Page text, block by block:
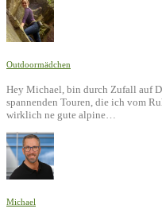
Outdoormädchen
Hey Michael, bin durch Zufall auf
spannenden Touren, die ich vom
wirklich ne gute alpine…
Michael